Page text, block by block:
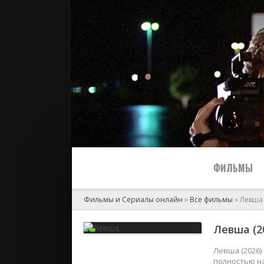
ФИЛЬМЫ
2024
Фильмы и Сериалы онлайн » Все фильмы » Левша
Левша
Левша (2026)
полностью